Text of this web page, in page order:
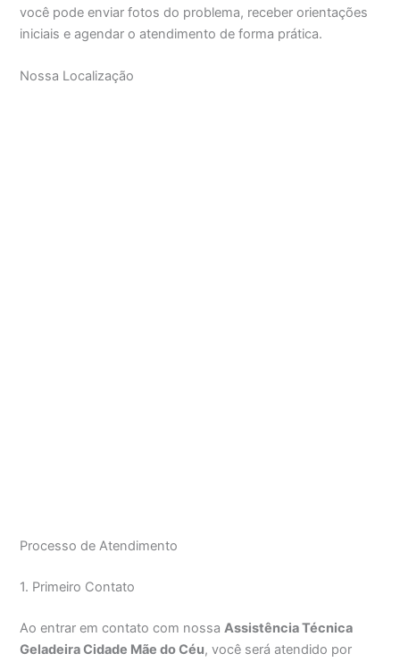
você pode enviar fotos do problema, receber orientações
iniciais e agendar o atendimento de forma prática.
Nossa Localização
Processo de Atendimento
1. Primeiro Contato
Ao entrar em contato com nossaAssistência Técnica
Geladeira Cidade Mãe do Céu, você será atendido por